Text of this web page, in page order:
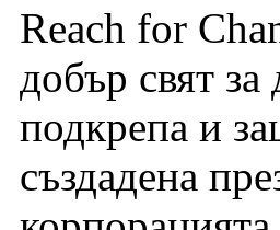
Reach for
добър свят
подкрепа и
създадена